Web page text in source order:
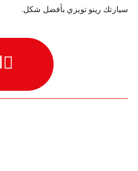
سيارتك رينو تويزي بأفضل شكل.